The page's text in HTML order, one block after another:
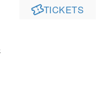
TICKETS